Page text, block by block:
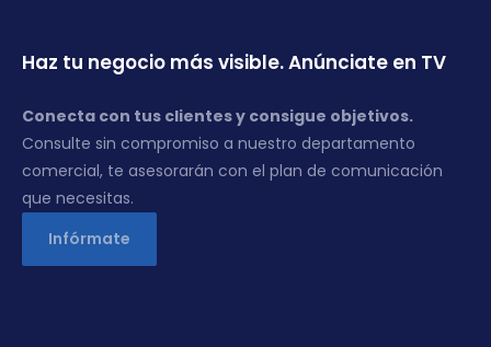
Haz tu negocio más visible. Anúnciate en TV
Conecta con tus clientes y consigue objetivos.
Consulte sin compromiso a nuestro departamento
comercial, te asesorarán con el plan de comunicación
que necesitas.
Infórmate